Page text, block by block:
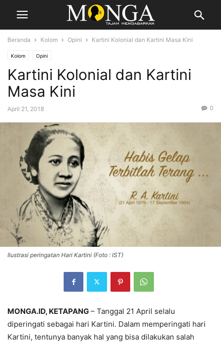
Beranda Kolom Opini Kartini Kolonial dan Kartini Masa Kini
Kolom Opini
Kartini Kolonial dan Kartini
Masa Kini
April 21, 2018 0
Ilustrasi peringatan Hari Kartini (Foto : IST)
MONGA.ID, KETAPANG – Tanggal 21 April selalu
diperingati sebagai hari Kartini. Dalam memperingati hari
Kartini, tentunya banyak hal yang bisa dilakukan salah